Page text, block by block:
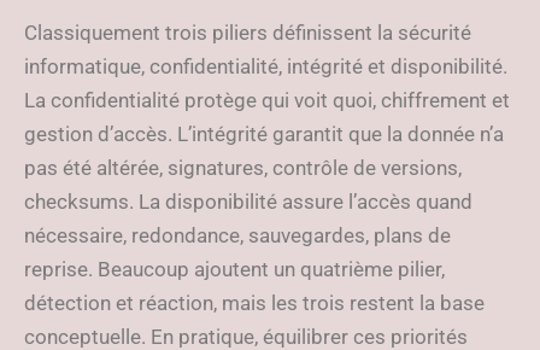
Classiquement trois piliers définissent la sécurité
informatique, confidentialité, intégrité et disponibilité.
La confidentialité protège qui voit quoi, chiffrement et
gestion d’accès. L’intégrité garantit que la donnée n’a
pas été altérée, signatures, contrôle de versions,
checksums. La disponibilité assure l’accès quand
nécessaire, redondance, sauvegardes, plans de
reprise. Beaucoup ajoutent un quatrième pilier,
détection et réaction, mais les trois restent la base
conceptuelle. En pratique, équilibrer ces priorités